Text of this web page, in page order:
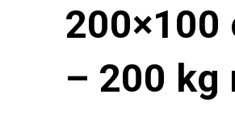
200×100
– 200 kg